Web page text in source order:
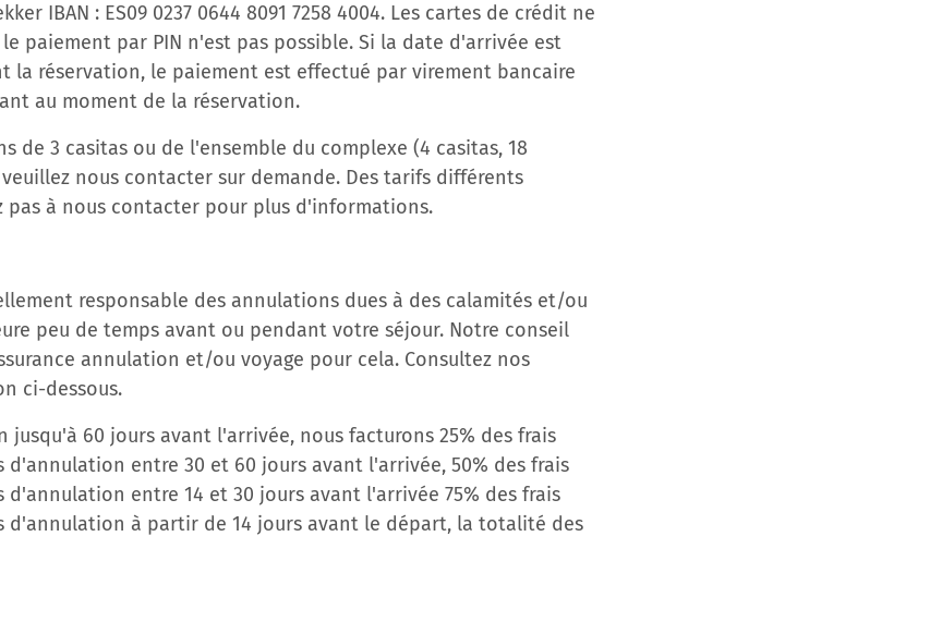
IBAN : ES09 0237 0644 8091 7258 4004. Les cartes de crédit ne
paiement par PIN n'est pas possible. Si la date d'arrivée est
la réservation, le paiement est effectué par virement bancaire
au moment de la réservation.
de 3 casitas ou de l'ensemble du complexe (4 casitas, 18
nous contacter sur demande. Des tarifs différents
pas à nous contacter pour plus d'informations.
responsable des annulations dues à des calamités et/ou
peu de temps avant ou pendant votre séjour. Notre conseil
annulation et/ou voyage pour cela. Consultez nos
ci-dessous.
jusqu'à 60 jours avant l'arrivée, nous facturons 25% des frais
d'annulation entre 30 et 60 jours avant l'arrivée, 50% des frais
d'annulation entre 14 et 30 jours avant l'arrivée 75% des frais
d'annulation à partir de 14 jours avant le départ, la totalité des